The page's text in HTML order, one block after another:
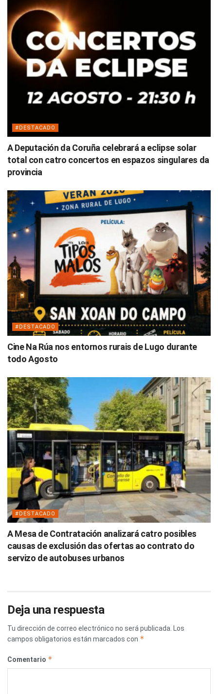
#DESTACADO
A Deputación da Coruña celebrará a eclipse solar
total con catro concertos en espazos singulares da
provincia
#DESTACADO
Cine Na Rúa nos entornos rurais de Lugo durante
todo Agosto
#DESTACADO
A Mesa de Contratación analizará catro posibles
causas de exclusión das ofertas ao contrato do
servizo de autobuses urbanos
Deja una respuesta
Tu dirección de correo electrónico no será publicada.
Los
campos obligatorios están marcados con *
Comentario *